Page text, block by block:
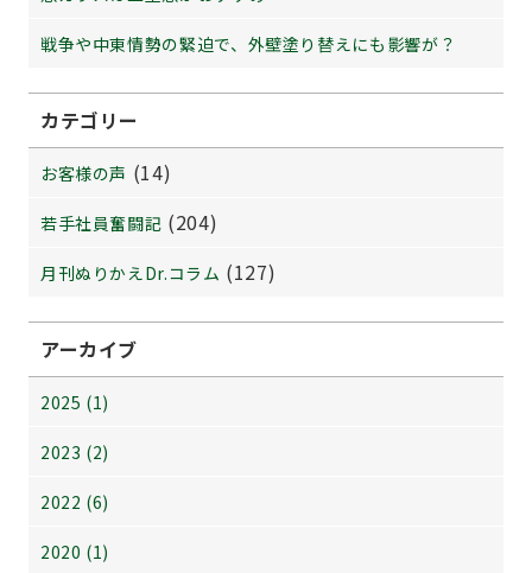
戦争や中東情勢の緊迫で、外壁塗り替えにも影響が？
カテゴリー
お客様の声 (14)
若手社員奮闘記 (204)
月刊ぬりかえDr.コラム (127)
アーカイブ
2025 (1)
2023 (2)
2022 (6)
2020 (1)